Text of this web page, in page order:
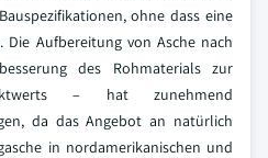
ohne dass eine
Aufbereitung von Asche nach
des Rohmaterials zur
– hat zunehmend
da das Angebot an natürlich
in nordamerikanischen und